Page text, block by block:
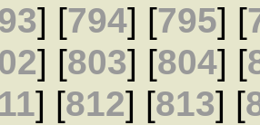
] [794] [795] [
] [803] [804] [
] [812] [813] [